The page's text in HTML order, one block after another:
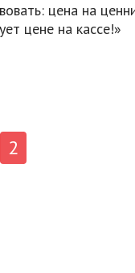
цена на
цене на кассе!»
2